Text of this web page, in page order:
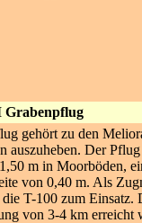
Grabenpflug
gehört zu den
auszuheben. Der
m in Moorböden,
von 0,40 m. Als
T-100 zum Einsatz.
von 3-4 km erreicht